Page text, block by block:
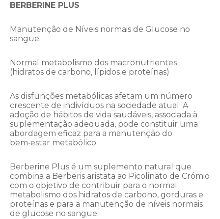
BERBERINE PLUS
Manutenção de Níveis normais de Glucose no
sangue.
Normal metabolismo dos macronutrientes
(hidratos de carbono, lípidos e proteínas)
As disfunções metabólicas afetam um número
crescente de indivíduos na sociedade atual. A
adoção de hábitos de vida saudáveis, associada à
suplementação adequada, pode constituir uma
abordagem eficaz para a manutenção do
bem‑estar metabólico.
Berberine Plus é um suplemento natural que
combina a Berberis aristata ao Picolinato de Crómio
com o objetivo de contribuir para o normal
metabolismo dos hidratos de carbono, gorduras e
proteínas e para a manutenção de níveis normais
de glucose no sangue.